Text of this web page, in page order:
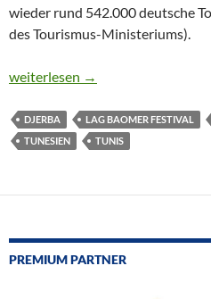
wieder rund 542.000 deutsche
des Tourismus-Ministeriums).
ANDERS REISEN IN TUNESIEN
weiterlesen →
DJERBA LAG BAOMER FESTIVAL
TUNESIEN
TUNIS
PREMIUM PARTNER